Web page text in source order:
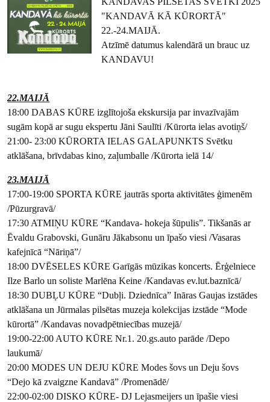
"KANDAVĀ KĀ KŪRORTĀ"
22.-24.MAIJĀ.
Atzīmē datumus kalendārā un brauc uz
KANDAVU!
22.MAIJĀ
18:00 DABAS KŪRE izglītojoša ekskursija par invazīvajām
sugām kopā ar sugu ekspertu Jāni Saulīti /Kūrorta ielas avotiņš/
21:00- 23:00 KŪRORTA IELAS GALAPUNKTS Svētku
atklāšana, brīvdabas kino, zaļumballe /Kūrorta ielā 14/
23.MAIJĀ
17:00-19:00 SPORTA KŪRE jautrās sporta aktivitātes ģimenēm
/Pūzurgravā/
17:30 ATMIŅU KŪRE “Kandava- hokeja šūpulis”. Tikšanās ar
Ēvaldu Grabovski, Gunāru Jākabsonu un īpašo viesi /Vasaras
kafejnīcā “Nāriņā”/
18:00 DVĒSELES KŪRE Garīgās mūzikas koncerts. Ērģelniece
Ilze Barlo un soliste Marlēna Keine /Kandavas ev.lut.baznīcā/
18:30 DUBĻU KŪRE “Dubļi. Dziednīca” Ināras Gaujas izstādes
atklāšana un Jūrmalas pilsētas muzeja kolekcijas izstāde “Mode
kūrortā” /Kandavas novadpētniecības muzejā/
19:00-22:00 AUTO KŪRE Nr.1. 20.gs.auto parāde /Depo
laukumā/
20:00 MODES UN DEJU KŪRE Modes šovs un Deju šovs
“Dejo kā zvaigzne Kandavā” /Promenādē/
22:00-02:00 DISKO KŪRE- DJ Lejasmeijers un īpašie viesi